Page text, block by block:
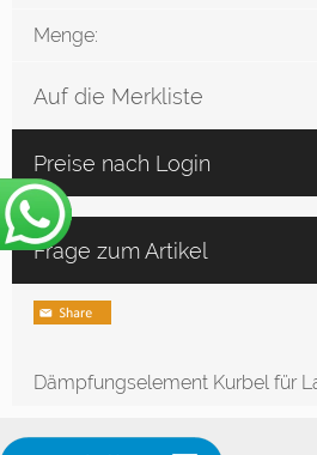
Menge:
Auf die Merkliste
Preise nach Login
Frage zum Artikel
Dämpfungselement Kurbel für